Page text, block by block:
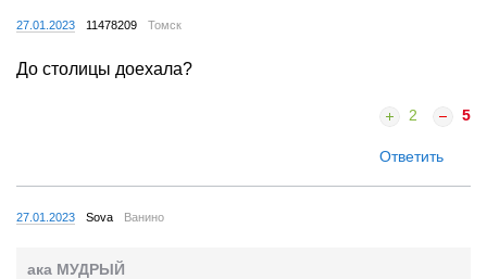
27.01.2023 11478209 Томск
До столицы доехала?
2 5
Ответить
27.01.2023 Sova Ванино
ака МУДРЫЙ